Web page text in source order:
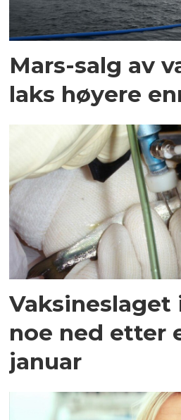
Mars-salg av
laks høyere
Vaksineslaget
noe ned etter
januar